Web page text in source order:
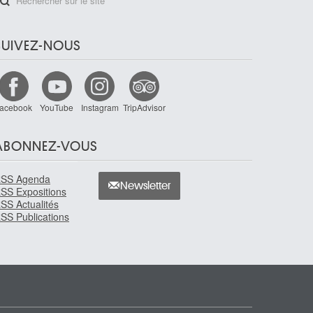
NOUS
YouTube Instagram TripAdvisor
VOUS
Agenda
Expositions
Actualités
Publications
Newsletter